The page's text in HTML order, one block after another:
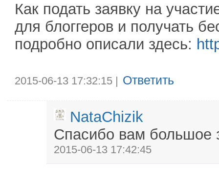
Как подать заявку на
для блоггеров и получать
подробно описали здесь:
2015-06-13 17:32:15 | Ответить
NataChizik
Спасибо вам большое
2015-06-13 17:42:45